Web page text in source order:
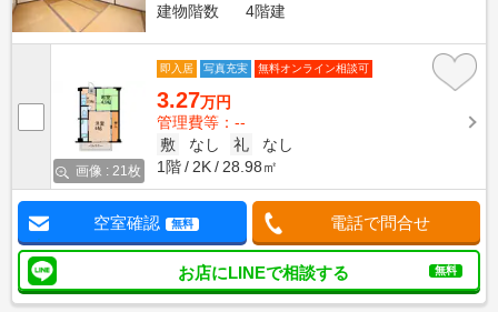
建物階数
4階建
画像 : 21枚
即入居 写真充実 無料オンライン相談可
3.27万円
管理費等：--
敷
なし 礼
なし
1階
2K 28.98㎡
空室確認 無料 電話で問合せ
お店にLINEで相談する 無料